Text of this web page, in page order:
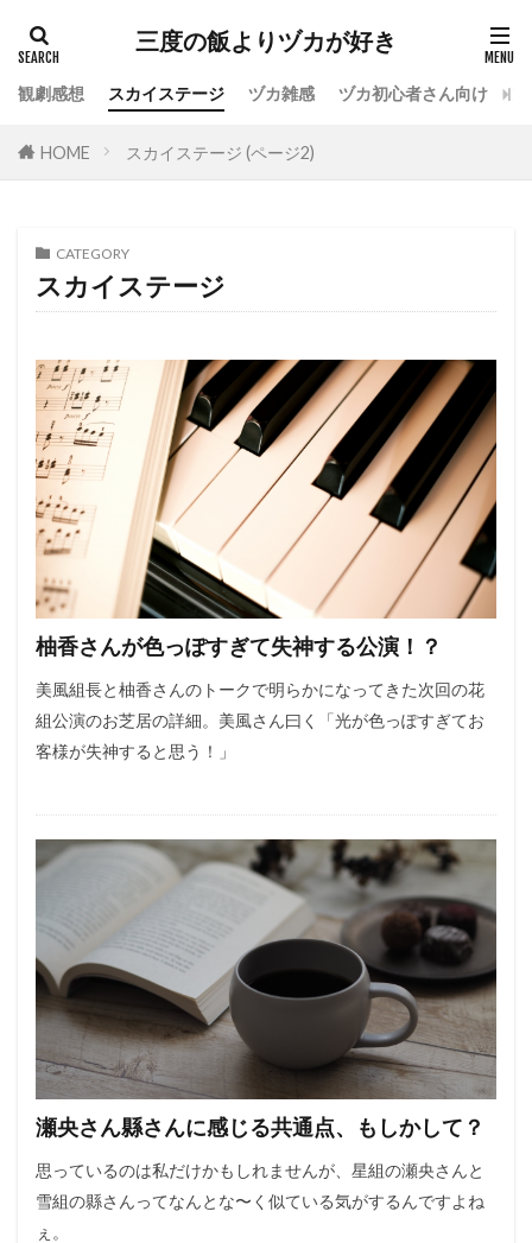
三度の飯よりヅカが好き
観劇感想 スカイステージ ヅカ雑感 ヅカ初心者さん向け
HOME スカイステージ (ページ2)
CATEGORY
スカイステージ
柚香さんが色っぽすぎて失神する公演！？
美風組長と柚香さんのトークで明らかになってきた次回の花
組公演のお芝居の詳細。美風さん曰く「光が色っぽすぎてお
客様が失神すると思う！」
瀬央さん縣さんに感じる共通点、もしかして？
思っているのは私だけかもしれませんが、星組の瀬央さんと
雪組の縣さんってなんとな〜く似ている気がするんですよね
ぇ。
専科 花組 月組
宝塚ホテル
スカステ
お茶会
レヴュースタァライト
大人会
宝塚用語
おすすめ飲食店
拍手 初心者
初観劇
観劇マナー
かげきしょうじょ!!
検索